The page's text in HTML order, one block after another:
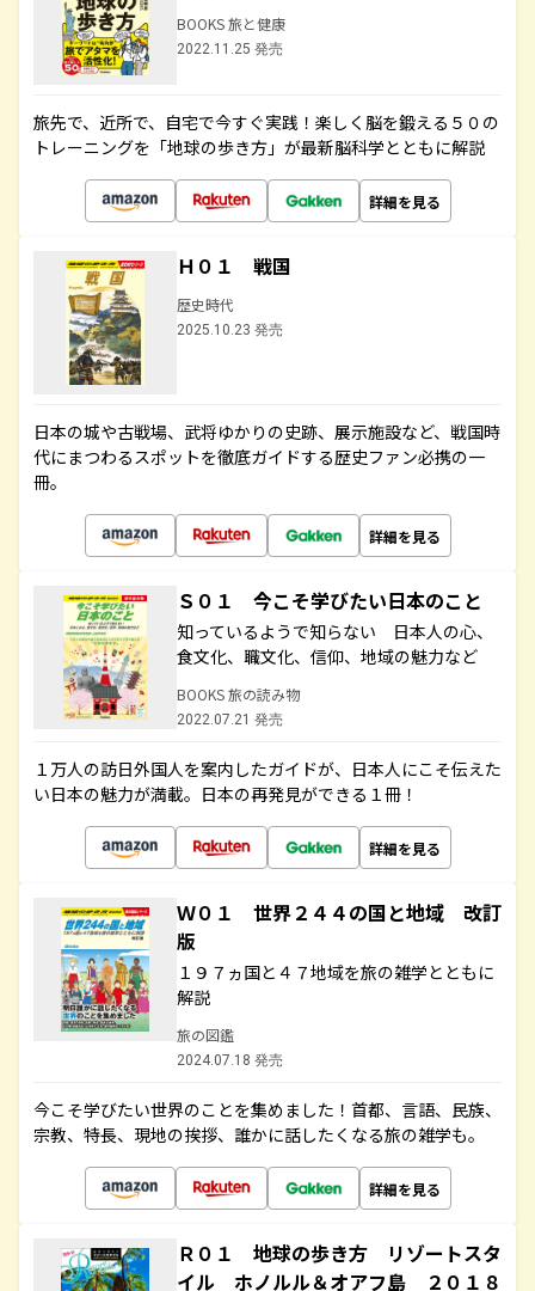
BOOKS 旅と健康
2022.11.25 発売
旅先で、近所で、自宅で今すぐ実践！楽しく脳を鍛える５０の
トレーニングを「地球の歩き方」が最新脳科学とともに解説
詳細を見る
Ｈ０１ 戦国
歴史時代
2025.10.23 発売
日本の城や古戦場、武将ゆかりの史跡、展示施設など、戦国時
代にまつわるスポットを徹底ガイドする歴史ファン必携の一
冊。
詳細を見る
Ｓ０１ 今こそ学びたい日本のこと
知っているようで知らない 日本人の心、
食文化、職文化、信仰、地域の魅力など
BOOKS 旅の読み物
2022.07.21 発売
１万人の訪日外国人を案内したガイドが、日本人にこそ伝えた
い日本の魅力が満載。日本の再発見ができる１冊！
詳細を見る
Ｗ０１ 世界２４４の国と地域 改訂
版
１９７ヵ国と４７地域を旅の雑学とともに
解説
旅の図鑑
2024.07.18 発売
今こそ学びたい世界のことを集めました！首都、言語、民族、
宗教、特長、現地の挨拶、誰かに話したくなる旅の雑学も。
詳細を見る
Ｒ０１ 地球の歩き方 リゾートスタ
イル ホノルル＆オアフ島 ２０１８